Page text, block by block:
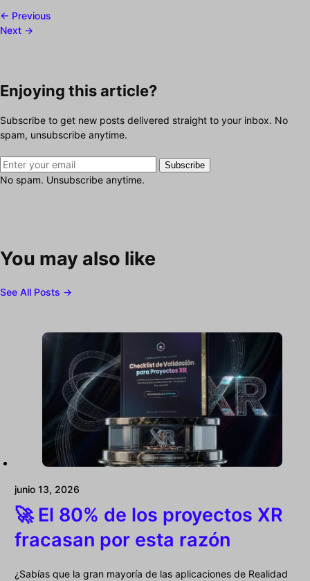
← Previous
Next →
Enjoying this article?
Subscribe to get new posts delivered straight to your inbox. No
spam, unsubscribe anytime.
Subscribe
No spam. Unsubscribe anytime.
You may also like
See All Posts →
junio 13, 2026
🚀 El 80% de los proyectos XR
fracasan por esta razón
¿Sabías que la gran mayoría de las aplicaciones de Realidad